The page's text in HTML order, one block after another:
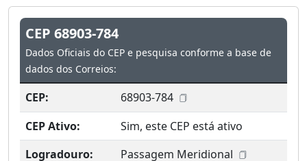
CEP 68903-784
Dados Oficiais do CEP e pesquisa conforme a base de
dados dos Correios:
CEP:
68903-784
CEP Ativo:
Sim, este CEP está ativo
Logradouro:
Passagem Meridional